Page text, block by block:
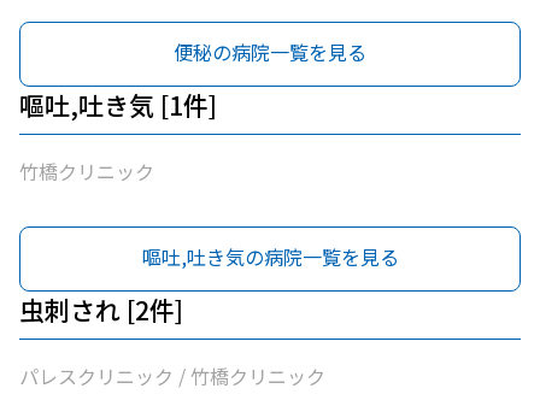
便秘の病院一覧を見る
嘔吐,吐き気 [1件]
竹橋クリニック
嘔吐,吐き気の病院一覧を見る
虫刺され [2件]
パレスクリニック / 竹橋クリニック